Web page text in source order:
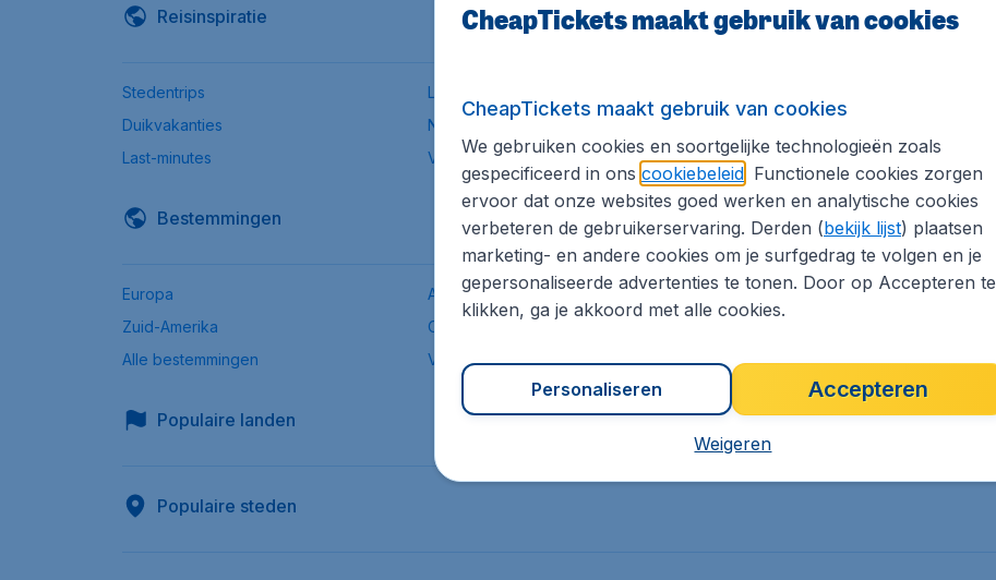
Reisinspiratie
Stedentrips Low-budget
Duikvakanties
Natuurreizen
Last-minutes
Vroegboekdeals Weekend weg
Bestemmingen
Europa Afrika Noord-Amerika
Zuid-Amerika
Oceanië
Alle bestemmingen
Vanaf Schiphol Vanaf Eindhoven Airport
Populaire landen
Populaire steden
CheapTickets maakt gebruik van cookies
CheapTickets maakt gebruik van cookies
We gebruiken cookies en soortgelijke technologieën zoals
gespecificeerd in ons cookiebeleid. Functionele cookies zorgen
ervoor dat onze websites goed werken en analytische cookies
verbeteren de gebruikerservaring. Derden (bekijk lijst) plaatsen
marketing- en andere cookies om je surfgedrag te volgen en je
gepersonaliseerde advertenties te tonen. Door op Accepteren te
klikken, ga je akkoord met alle cookies.
Accepteren
Personaliseren
Weigeren